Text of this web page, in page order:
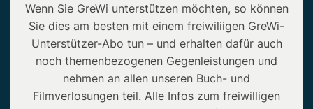
Wenn Sie GreWi unterstützen möchten, so können
Sie dies am besten mit einem freiwiliigen GreWi-
Unterstützer-Abo tun – und erhalten dafür auch
noch themenbezogenen Gegenleistungen und
nehmen an allen unseren Buch- und
Filmverlosungen teil. Alle Infos zum freiwilligen